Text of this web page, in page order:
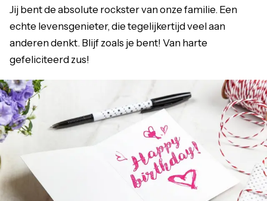
Jij bent de absolute rockster van onze familie. Een
echte levensgenieter, die tegelijkertijd veel aan
anderen denkt. Blijf zoals je bent! Van harte
gefeliciteerd zus!